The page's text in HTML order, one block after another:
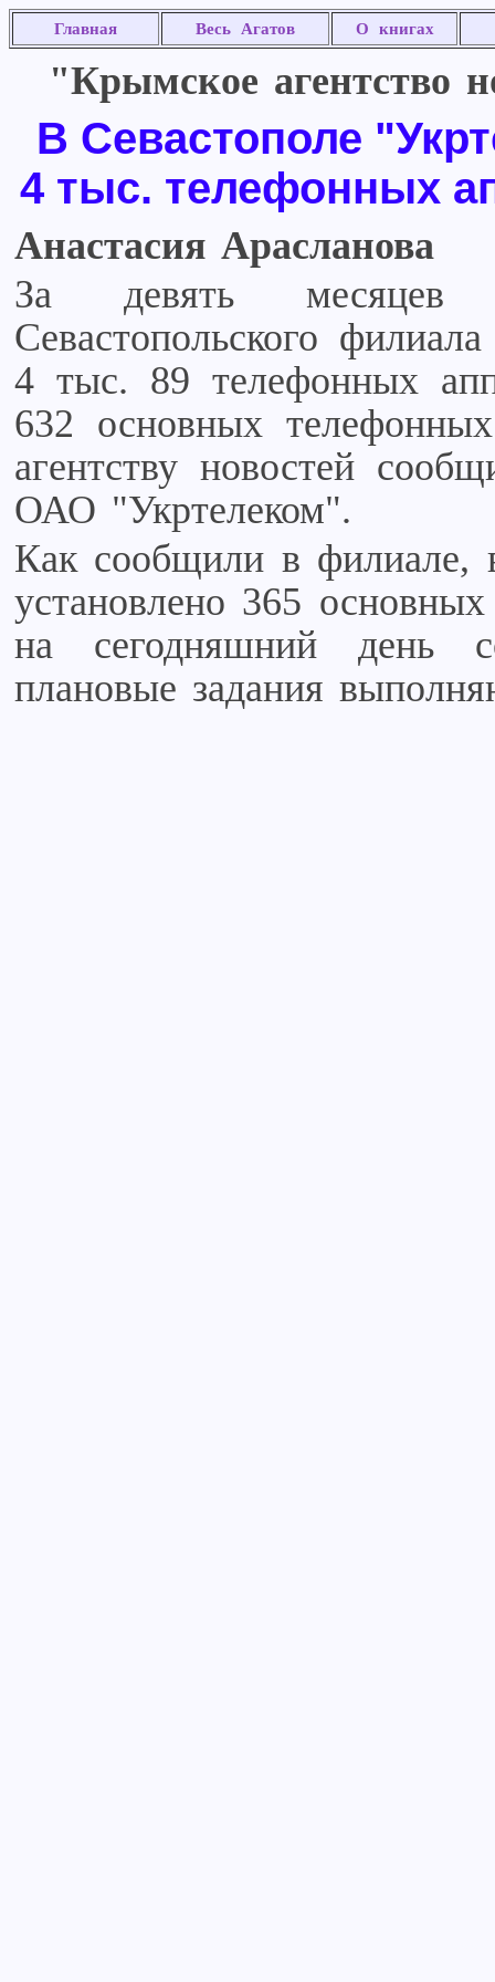
Главная Весь Агатов О книгах
"Крымское агентство
В Севастополе
4 тыс. телефонных
Анастасия Арасланова
За девять месяцев
Севастопольского
4 тыс. 89 телефонных
632 основных
агентству новостей
ОАО "Укртелеком".
Как сообщили в филиале,
установлено 365
на сегодняшний день
плановые задания